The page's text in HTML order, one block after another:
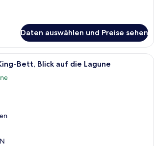
Daten auswählen und Preise sehen
Ein geräumiges Schlafzimmer mit
Bett, Blick auf die Lagune